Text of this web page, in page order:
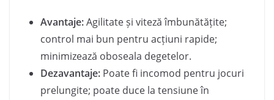
Avantaje:Agilitate și viteză îmbunătățite;
control mai bun pentru acțiuni rapide;
minimizează oboseala degetelor.
Dezavantaje: Poate fi incomod pentru jocuri
prelungite; poate duce la tensiune în